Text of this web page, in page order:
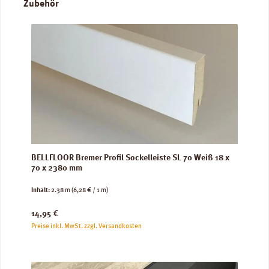
Zubehör
BELLFLOOR Bremer Profil Sockelleiste SL 70 Weiß 18 x
70 x 2380 mm
Inhalt:2.38 m (6,28 € / 1 m)
Regulärer Preis:
14,95 €
Preise inkl. MwSt. zzgl. Versandkosten